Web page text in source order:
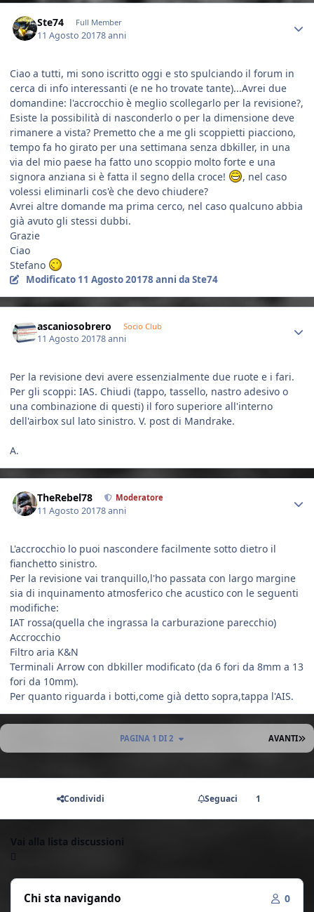
Ste74 Full Member
11 Agosto 20178 anni
Ciao a tutti, mi sono iscritto oggi e sto spulciando il forum in
cerca di info interessanti (e ne ho trovate tante)...Avrei due
domandine: l'accrocchio è meglio scollegarlo per la revisione?,
Esiste la possibilità di nasconderlo o per la dimensione deve
rimanere a vista? Premetto che a me gli scoppietti piacciono,
tempo fa ho girato per una settimana senza dbkiller, in una
via del mio paese ha fatto uno scoppio molto forte e una
signora anziana si è fatta il segno della croce!
, nel caso
volessi eliminarli cos'è che devo chiudere?
Avrei altre domande ma prima cerco, nel caso qualcuno abbia
già avuto gli stessi dubbi.
Grazie
Ciao
Stefano
Modificato 11 Agosto 20178 anni da Ste74
ascaniosobrero Socio Club
11 Agosto 20178 anni
Per la revisione devi avere essenzialmente due ruote e i fari.
Per gli scoppi: IAS. Chiudi (tappo, tassello, nastro adesivo o
una combinazione di questi) il foro superiore all'interno
dell'airbox sul lato sinistro. V. post di Mandrake.
A.
TheRebel78 Moderatore
11 Agosto 20178 anni
L'accrocchio lo puoi nascondere facilmente sotto dietro il
fianchetto sinistro.
Per la revisione vai tranquillo,l'ho passata con largo margine
sia di inquinamento atmosferico che acustico con le seguenti
modifiche:
IAT rossa(quella che ingrassa la carburazione parecchio)
Accrocchio
Filtro aria K&N
Terminali Arrow con dbkiller modificato (da 6 fori da 8mm a 13
fori da 10mm).
Per quanto riguarda i botti,come già detto sopra,tappa l'AIS.
AVANTI
PAGINA 1 DI 2
Condividi Seguaci 1
Vai alla lista discussioni
Chi sta navigando 0